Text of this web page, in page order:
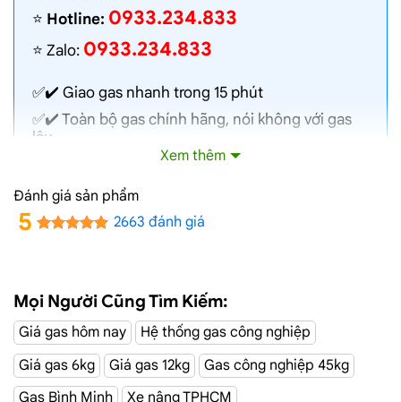
⭐️ Hotline: 0933.234.833
⭐️ Zalo: 0933.234.833
✅✔️ Giao gas nhanh trong 15 phút
✅✔️ Toàn bộ gas chính hãng, nói không với gas
lậu
✅✔️ Gas đủ ký, chất lượng cao, bình gas được
✅✔️ Bán gas đúng giá niêm yết trên web
Giá gas cập nhật hàng ngày
Dịch Vụ Giao Gas Tận NơiĐường Lê Sao,
Tân Phú
CÔNG TY TNHH MỘT THÀNH VIÊN DẦU KHÍ TP.HCM
Xem thêm
Đánh giá sản phẩm
5 2663 đánh giá
Mọi Người Cũng Tìm Kiếm:
Giá gas hôm nay
Hệ thống gas công nghiệp
Giá gas 6kg
Giá gas 12kg
Gas công nghiệp 45kg
Gas Bình Minh
Xe nâng TPHCM